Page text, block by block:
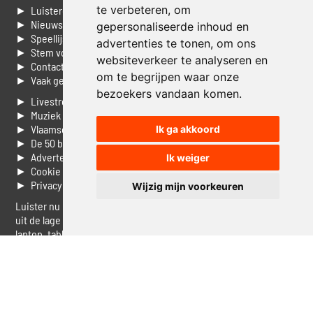
te verbeteren, om
gepersonaliseerde inhoud en
advertenties te tonen, om ons
websiteverkeer te analyseren en
om te begrijpen waar onze
bezoekers vandaan komen.
Ik ga akkoord
Ik weiger
Wijzig mijn voorkeuren
► Luisteren naar Jouwradio
► Nieuws
► Speellijst
► Stem voor de Dag top 3
► Contacteer ons
► Vaak gestelde vragen
► Livestream informatie
► Muziek opzoeken
► Vlaamse 100 Aller tijden
► De 50 beste van...
► Adverteren op Jouwradio
► Cookie voorkeuren wijzigen
► Privacyinformatie
Luister nu naar Jouwradio! De beste Nederlandstalige muziek
uit de lage landen hoor je hier al 20 jaar. In digitale kwaliteit op je
laptop, tablet of smartphone.